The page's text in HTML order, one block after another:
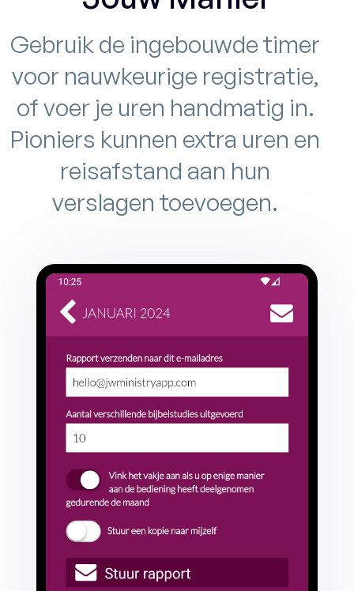
Gebruik de ingebouwde timer
voor nauwkeurige registratie,
of voer je uren handmatig in.
Pioniers kunnen extra uren en
reisafstand aan hun
verslagen toevoegen.